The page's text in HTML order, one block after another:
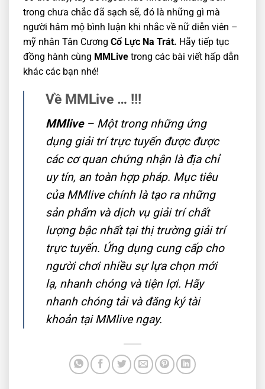
trong chưa chắc đã sạch sẽ, đó là những gì mà
người hâm mộ bình luận khi nhắc về nữ diễn viên –
mỹ nhân Tân Cương Cổ Lực Na Trát. Hãy tiếp tục
đồng hành cùng MMLive trong các bài viết hấp dẫn
khác các bạn nhé!
Về MMLive … !!!
MMlive– Một trong những ứng
dụng giải trí trực tuyến được được
các cơ quan chứng nhận là địa chỉ
uy tín, an toàn hợp pháp. Mục tiêu
của MMlive chính là tạo ra những
sản phẩm và dịch vụ giải trí chất
lượng bậc nhất tại thị trường giải trí
trực tuyến. Ứng dụng cung cấp cho
người chơi nhiều sự lựa chọn mới
lạ, nhanh chóng và tiện lợi. Hãy
nhanh chóng tải và đăng ký tài
khoản tại MMlive ngay.